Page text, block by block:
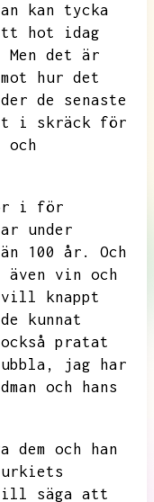
kan tycka
hot idag
Men det är
hur det
de senaste
i skräck för
och
i för
under
100 år.
Och
vin och
knappt
kunnat
pratat
jag har
och hans
och han
säga att